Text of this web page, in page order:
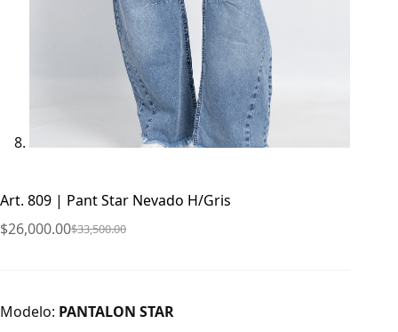
Art. 809 | Pant Star Nevado H/Gris
$33,500.00
El
$33,500.00.
$26,000.00
El
$26,000.00.
Modelo: PANTALON STAR